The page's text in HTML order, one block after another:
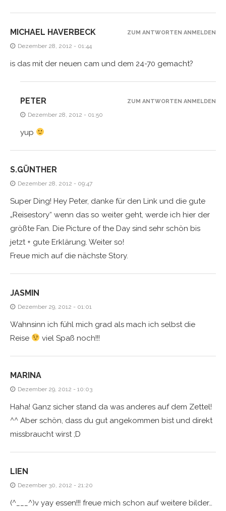
MICHAEL HAVERBECK
Dezember 28, 2012 - 01:44
is das mit der neuen cam und dem 24-70 gemacht?
ZUM ANTWORTEN ANMELDEN
PETER
Dezember 28, 2012 - 01:50
yup
ZUM ANTWORTEN ANMELDEN
S.GÜNTHER
Dezember 28, 2012 - 09:47
Super Ding! Hey Peter, danke für den Link und die gute
„Reisestory“ wenn das so weiter geht, werde ich hier der
größte Fan. Die Picture of the Day sind sehr schön bis
jetzt + gute Erklärung. Weiter so!
Freue mich auf die nächste Story.
JASMIN
Dezember 29, 2012 - 01:01
Wahnsinn ich fühl mich grad als mach ich selbst die
Reise
viel Spaß noch!!!
MARINA
Dezember 29, 2012 - 10:03
Haha! Ganz sicher stand da was anderes auf dem Zettel!
^^ Aber schön, dass du gut angekommen bist und direkt
missbraucht wirst ;D
LIEN
Dezember 30, 2012 - 21:20
(^___^)v yay essen!!! freue mich schon auf weitere bilder…